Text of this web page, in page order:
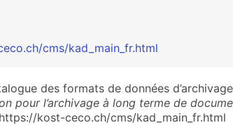
cms/kad_main_fr.html
des formats de données
pour l’archivage à long terme de
https://kost-ceco.ch/cms/kad_main_fr.html